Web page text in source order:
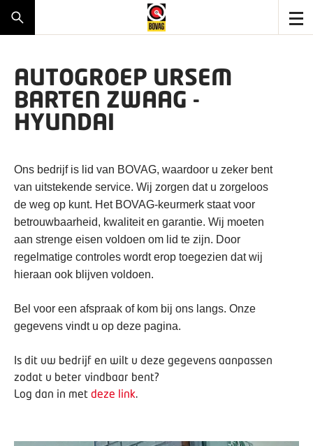
AUTOGROEP URSEM
BARTEN ZWAAG -
HYUNDAI
Ons bedrijf is lid van BOVAG, waardoor u zeker bent
van uitstekende service. Wij zorgen dat u zorgeloos
de weg op kunt. Het BOVAG-keurmerk staat voor
betrouwbaarheid, kwaliteit en garantie. Wij moeten
aan strenge eisen voldoen om lid te zijn. Door
regelmatige controles wordt erop toegezien dat wij
hieraan ook blijven voldoen.
Bel voor een afspraak of kom bij ons langs. Onze
gegevens vindt u op deze pagina.
Is dit uw bedrijf en wilt u deze gegevens aanpassen
zodat u beter vindbaar bent?
Log dan in met deze link.